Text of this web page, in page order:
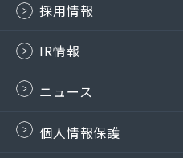
採用情報
IR情報
ニュース
個人情報保護